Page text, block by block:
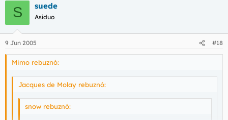
S suede
Asiduo
9 Jun 2005 #18
Mimo rebuznó:
Jacques de Molay rebuznó:
snow rebuznó: